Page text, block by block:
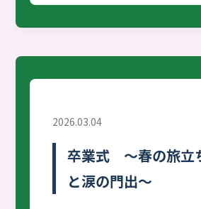
2026.03.04
卒業式 ～春の旅立
と涙の門出～